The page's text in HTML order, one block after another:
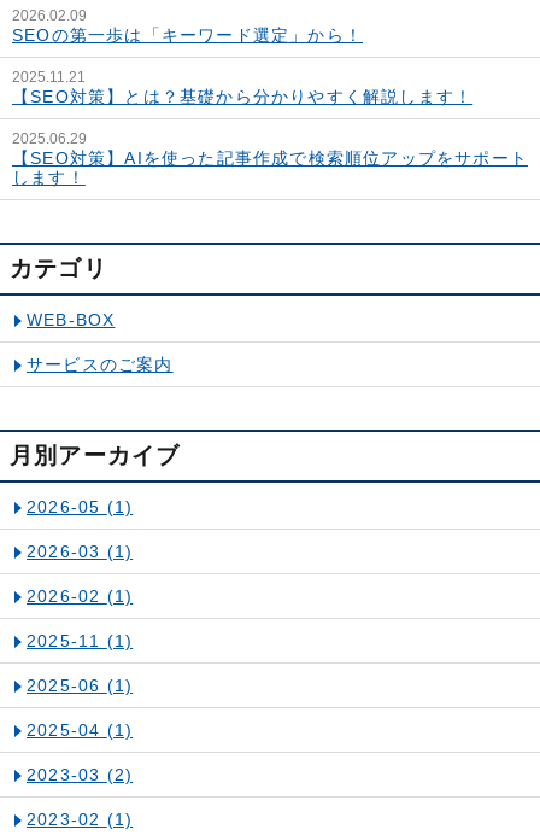
2026.02.09
SEOの第一歩は「キーワード選定」から！
2025.11.21
【SEO対策】とは？基礎から分かりやすく解説します！
2025.06.29
【SEO対策】AIを使った記事作成で検索順位アップをサポート
します！
カテゴリ
WEB-BOX
サービスのご案内
月別アーカイブ
2026-05 (1)
2026-03 (1)
2026-02 (1)
2025-11 (1)
2025-06 (1)
2025-04 (1)
2023-03 (2)
2023-02 (1)